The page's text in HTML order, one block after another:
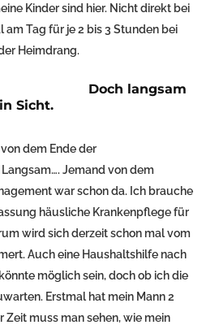
Kinder sind hier. Nicht direkt bei
am Tag für je 2 bis 3 Stunden bei
Heimdrang.
Doch langsam
Sicht.
dem Ende der
Jemand von dem
war schon da. Ich brauche
häusliche Krankenpflege für
wird sich derzeit schon mal vom
Auch eine Haushaltshilfe nach
möglich sein, doch ob ich die
Erstmal hat mein Mann 2
muss man sehen, wie mein